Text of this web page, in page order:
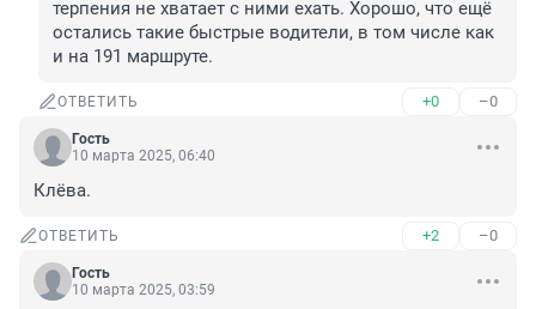
терпения не хватает с ними ехать. Хорошо, что ещё
остались такие быстрые водители, в том числе как
и на 191 маршруте.
ОТВЕТИТЬ +0 –0
Гость
10 марта 2025, 06:40
Клёва.
ОТВЕТИТЬ +2 –0
Гость
10 марта 2025, 03:59